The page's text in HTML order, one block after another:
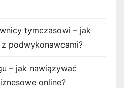
tymczasowi – jak
podwykonawcami?
– jak nawiązywać
online?